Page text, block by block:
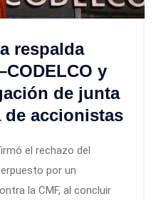
respalda
y
de junta
de accionistas
el rechazo del
por un
la CMF, al concluir